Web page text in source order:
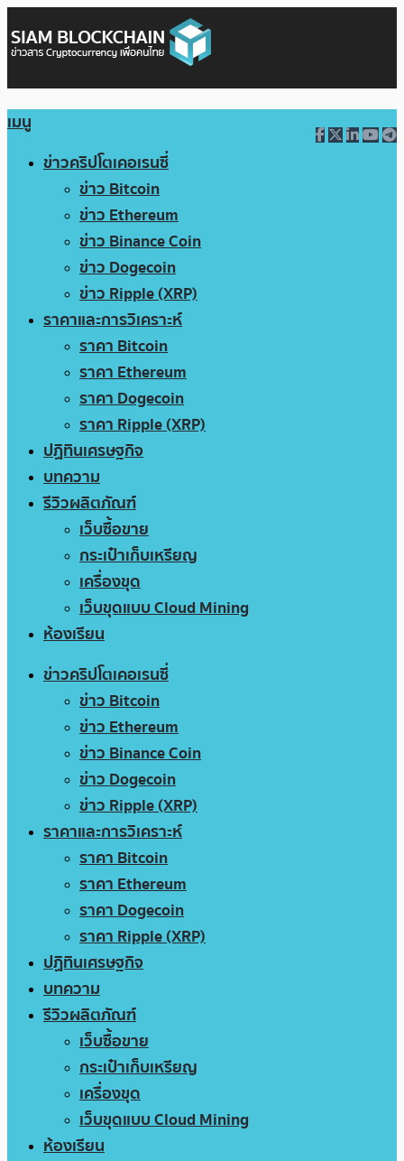
เมนู
ข่าวคริปโตเคอเรนซี่
ข่าว Bitcoin
ข่าว Ethereum
ข่าว Binance Coin
ข่าว Dogecoin
ข่าว Ripple (XRP)
ราคาและการวิเคราะห์
ราคา Bitcoin
ราคา Ethereum
ราคา Dogecoin
ราคา Ripple (XRP)
ปฏิทินเศรษฐกิจ
บทความ
รีวิวผลิตภัณฑ์
เว็บซื้อขาย
กระเป๋าเก็บเหรียญ
เครื่องขุด
เว็บขุดแบบ Cloud Mining
ห้องเรียน
ข่าวคริปโตเคอเรนซี่
ข่าว Bitcoin
ข่าว Ethereum
ข่าว Binance Coin
ข่าว Dogecoin
ข่าว Ripple (XRP)
ราคาและการวิเคราะห์
ราคา Bitcoin
ราคา Ethereum
ราคา Dogecoin
ราคา Ripple (XRP)
ปฏิทินเศรษฐกิจ
บทความ
รีวิวผลิตภัณฑ์
เว็บซื้อขาย
กระเป๋าเก็บเหรียญ
เครื่องขุด
เว็บขุดแบบ Cloud Mining
ห้องเรียน